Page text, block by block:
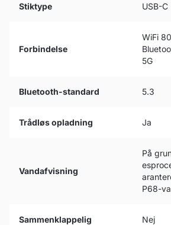
Stiktype USB-C
Forbindelse
WiFi
5G
Bluetooth-standard 5.3
Trådløs opladning Ja
Vandafvisning
På
P68-
Sammenklappelig Nej